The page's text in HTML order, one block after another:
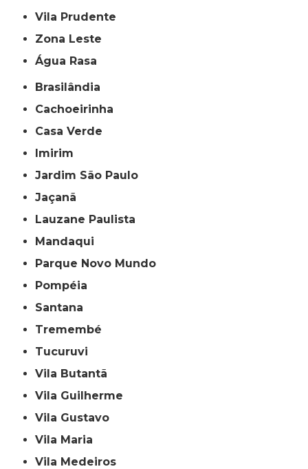
Vila Prudente
Zona Leste
Água Rasa
Brasilândia
Cachoeirinha
Casa Verde
Imirim
Jardim São Paulo
Jaçanã
Lauzane Paulista
Mandaqui
Parque Novo Mundo
Pompéia
Santana
Tremembé
Tucuruvi
Vila Butantã
Vila Guilherme
Vila Gustavo
Vila Maria
Vila Medeiros